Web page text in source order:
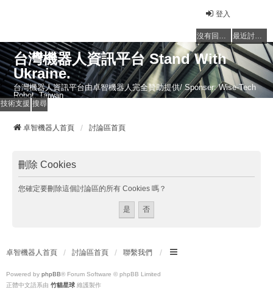
登入
沒有回覆的主題 最近討論的主題
台灣機器人資訊平台 Stand With
Ukraine.
台灣機器人資訊平台由卓智機器人完全贊助提供/ Sponser: Wise-Tech
Robot, Taiwan
技術支援 搜尋
卓智機器人首頁 討論區首頁
刪除 Cookies
您確定要刪除這個討論區的所有 Cookies 嗎？
卓智機器人首頁 討論區首頁 聯繫我們
Powered by phpBB® Forum Software © phpBB Limited
正體中文語系由 竹貓星球 維護製作